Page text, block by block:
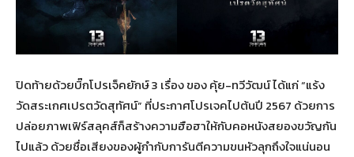
ปิดท้ายด้วยบิ๊กโปรเจ็คยักษ์ 3 เรื่อง ของ คุ้ย-ทวีวัฒน์ ได้แก่ “แร้ง
วัดสระเกศเปรตวัดสุทัศน์” ที่ประกาศโปรเจคไปต้นปี 2567 ด้วยการ
ปล่อยภาพเฟิร์สลุคส์ก็สร้างความฮือฮาให้กับคอหนังสยองขวัญกัน
ไปแล้ว ด้วยชื่อเสียงของผู้กำกับการันตีความขนหัวลุกถึงใจแน่นอน